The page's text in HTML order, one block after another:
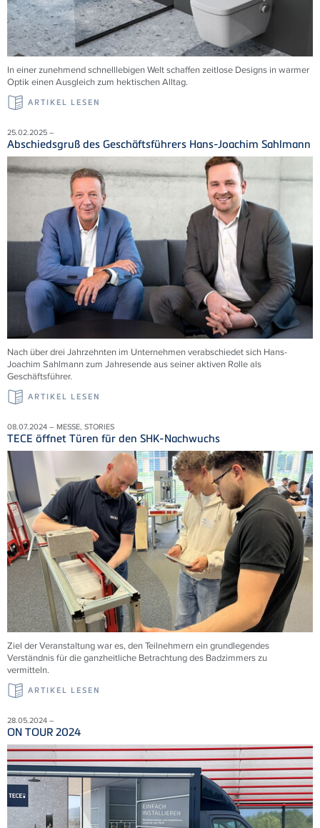
In einer zunehmend schnelllebigen Welt schaffen zeitlose Designs in warmer
Optik einen Ausgleich zum hektischen Alltag.
ARTIKEL LESEN
25.02.2025 –
Abschiedsgruß des Geschäftsführers Hans-Joachim Sahlmann
Nach über drei Jahrzehnten im Unternehmen verabschiedet sich Hans-
Joachim Sahlmann zum Jahresende aus seiner aktiven Rolle als
Geschäftsführer.
ARTIKEL LESEN
08.07.2024 – MESSE, STORIES
TECE öffnet Türen für den SHK-Nachwuchs
Ziel der Veranstaltung war es, den Teilnehmern ein grundlegendes
Verständnis für die ganzheitliche Betrachtung des Badzimmers zu
vermitteln.
ARTIKEL LESEN
28.05.2024 –
ON TOUR 2024